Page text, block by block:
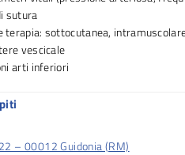
sutura
terapia: sottocutanea,
vescicale
arti inferiori
– 00012 Guidonia (RM)